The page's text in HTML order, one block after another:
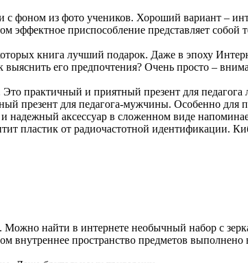
фоном из фото учеников. Хороший вариант –
приспособление представляет собой
книга лучший подарок. Даже в эпоху
его предпочтения? Очень просто –
практичный и приятный презент для педагога
презент для педагога-мужчины. Особенно для
аксессуар в сложенном виде
пластик от радиочастотной идентификации.
Можно найти в интернете необычный набор с
пространство предметов выполнено